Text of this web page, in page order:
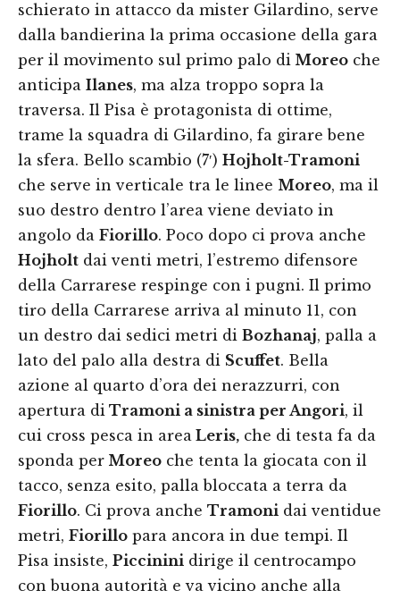
schierato in attacco da mister Gilardino, serve
dalla bandierina la prima occasione della gara
per il movimento sul primo palo di Moreo che
anticipa Ilanes, ma alza troppo sopra la
traversa. Il Pisa è protagonista di ottime,
trame la squadra di Gilardino, fa girare bene
la sfera. Bello scambio (7′) Hojholt-Tramoni
che serve in verticale tra le linee Moreo, ma il
suo destro dentro l’area viene deviato in
angolo da Fiorillo. Poco dopo ci prova anche
Hojholt dai venti metri, l’estremo difensore
della Carrarese respinge con i pugni. Il primo
tiro della Carrarese arriva al minuto 11, con
un destro dai sedici metri di Bozhanaj, palla a
lato del palo alla destra di Scuffet. Bella
azione al quarto d’ora dei nerazzurri, con
apertura di Tramoni a sinistra per Angori, il
cui cross pesca in area Leris, che di testa fa da
sponda per Moreo che tenta la giocata con il
tacco, senza esito, palla bloccata a terra da
Fiorillo. Ci prova anche Tramoni dai ventidue
metri, Fiorillo para ancora in due tempi. Il
Pisa insiste, Piccinini dirige il centrocampo
con buona autorità e va vicino anche alla